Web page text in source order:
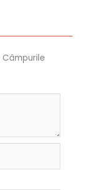
Câmpurile